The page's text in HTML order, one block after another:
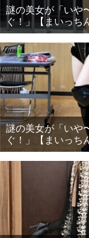
謎の美女が「いや
ぐ！」【まいっち
謎の美女が「いや
ぐ！」【まいっち